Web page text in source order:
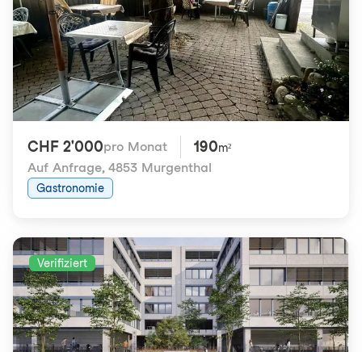
CHF 2'000pro Monat 190m²
Auf Anfrage, 4853 Murgenthal
Gastronomie
Verifiziert